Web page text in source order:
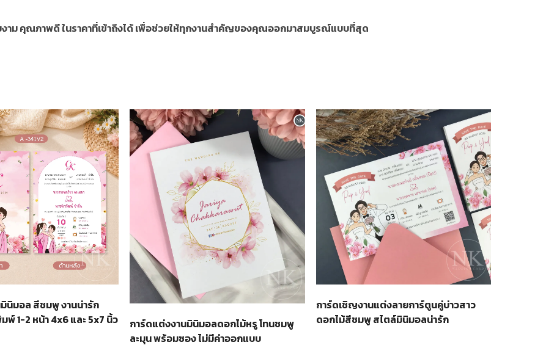
าม คุณภาพดี ในราคาที่เข้าถึงได้ เพื่อช่วยให้ทุกงานสำคัญของคุณออกมาสมบูรณ์แบบที่สุด
นิมอล สีชมพู งานน่ารัก
พ์ 1-2 หน้า 4x6 และ 5x7 นิ้ว
การ์ดแต่งงานมินิมอลดอกไม้หรู โทนชมพู
ละมุน พร้อมซอง ไม่มีค่าออกแบบ
การ์ดเชิญงานแต่งลายการ์ตูนคู่บ่าวสาว
ดอกไม้สีชมพู สไตล์มินิมอลน่ารัก